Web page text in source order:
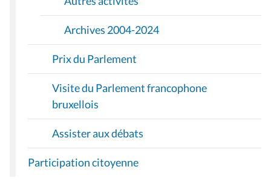
Archives 2004-2024
Prix du Parlement
Visite du Parlement francophone
bruxellois
Assister aux débats
Participation citoyenne